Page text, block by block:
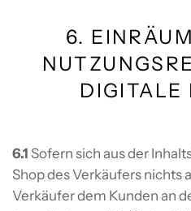
6.
DIGITALE
6.1 Sofern sich aus der
Shop des Verkäufers nichts
Verkäufer dem Kunden an